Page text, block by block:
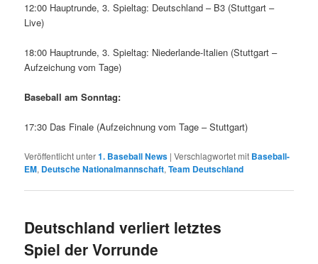
12:00 Hauptrunde, 3. Spieltag: Deutschland – B3 (Stuttgart –
Live)
18:00 Hauptrunde, 3. Spieltag: Niederlande-Italien (Stuttgart –
Aufzeichung vom Tage)
Baseball am Sonntag:
17:30 Das Finale (Aufzeichnung vom Tage – Stuttgart)
Veröffentlicht unter1. Baseball News |Verschlagwortet mit Baseball-
EM, Deutsche Nationalmannschaft,Team Deutschland
Deutschland verliert letztes
Spiel der Vorrunde